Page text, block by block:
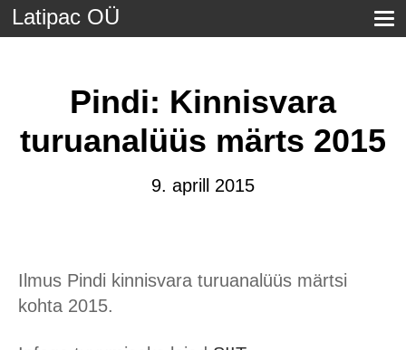
Latipac OÜ
Pindi: Kinnisvara
turuanalüüs märts 2015
9. aprill 2015
Ilmus Pindi kinnisvara turuanalüüs märtsi
kohta 2015.